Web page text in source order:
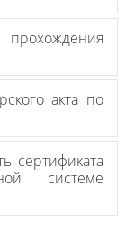
акта по
сертификата
системе